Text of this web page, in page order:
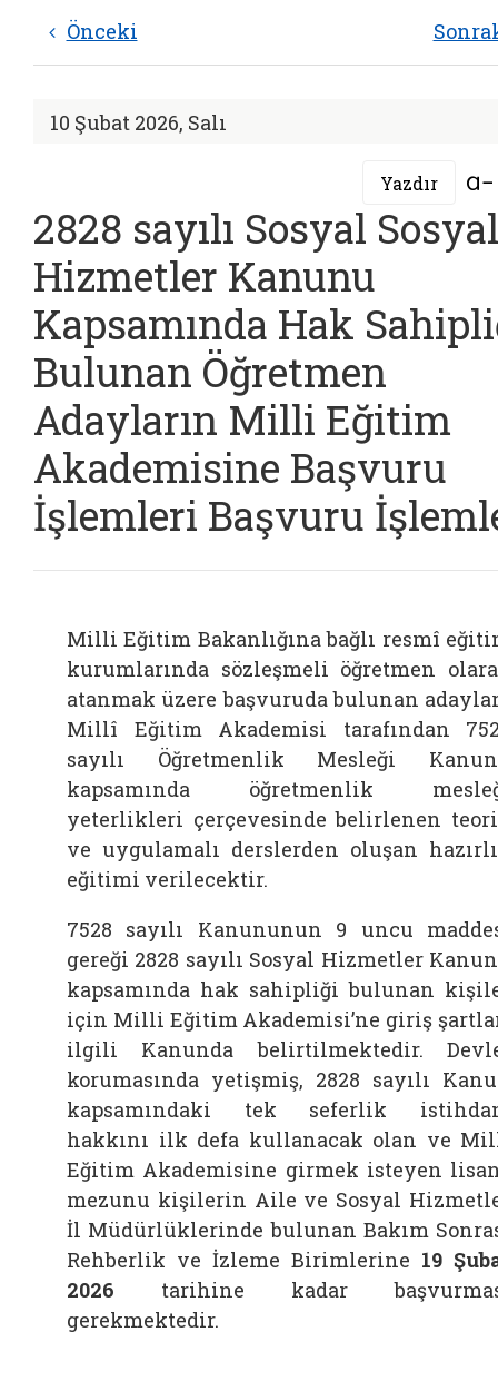
Önceki
10 Şubat 2026, Salı
Yazdır
2828 sayılı Sosyal Sosyal
Hizmetler Kanunu
Kapsamında Hak
Bulunan Öğretmen
Adayların Milli Eğitim
Akademisine Başvuru
İşlemleri Başvuru
Milli Eğitim Bakanlığına bağlı resmî
kurumlarında sözleşmeli öğretmen
atanmak üzere başvuruda bulunan
Millî Eğitim Akademisi tarafından
sayılı Öğretmenlik Mesleği
kapsamında öğretmenlik
yeterlikleri çerçevesinde belirlenen
ve uygulamalı derslerden oluşan
eğitimi verilecektir.
7528 sayılı Kanununun 9 uncu
gereği 2828 sayılı Sosyal Hizmetler
kapsamında hak sahipliği bulunan
için Milli Eğitim Akademisi’ne giriş
ilgili Kanunda belirtilmektedir.
korumasında yetişmiş, 2828 sayılı
kapsamındaki tek seferlik
hakkını ilk defa kullanacak olan ve
Eğitim Akademisine girmek isteyen
mezunu kişilerin Aile ve Sosyal
İl Müdürlüklerinde bulunan Bakım
Rehberlik ve İzleme Birimlerine 19
2026 tarihine kadar
gerekmektedir.